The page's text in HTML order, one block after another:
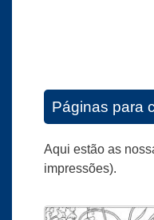
Páginas para
Aqui estão as
impressões).